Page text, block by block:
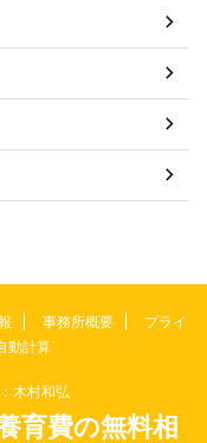
事務所概要
プライ
動計算
木村和弘
育費の無料相